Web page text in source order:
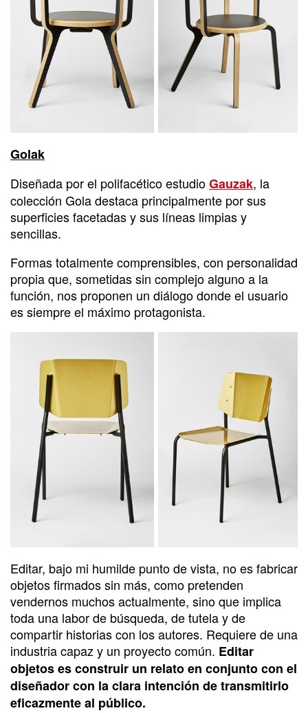
Golak
Diseñada por el polifacético estudioGauzak, la
colección Gola destaca principalmente por sus
superficies facetadas y sus líneas limpias y
sencillas.
Formas totalmente comprensibles, con personalidad
propia que, sometidas sin complejo alguno a la
función, nos proponen un diálogo donde el usuario
es siempre el máximo protagonista.
Editar, bajo mi humilde punto de vista, no es fabricar
objetos firmados sin más, como pretenden
vendernos muchos actualmente, sino que implica
toda una labor de búsqueda, de tutela y de
compartir historias con los autores. Requiere de una
industria capaz y un proyecto común. Editar
objetos es construir un relato en conjunto con el
diseñador con la clara intención de transmitirlo
eficazmente al público.